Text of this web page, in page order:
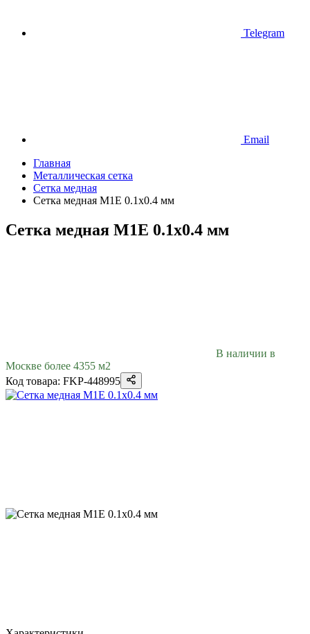
Telegram
Email
Главная
Металлическая сетка
Сетка медная
Сетка медная М1Е 0.1х0.4 мм
Сетка медная М1Е 0.1х0.4 мм
В наличии в
Москве более 4355 м2
Код товара: FKP-448995